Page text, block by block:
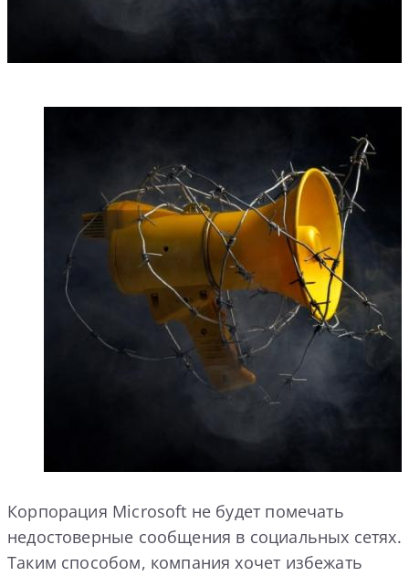
Корпорация Microsoft не будет помечать
недостоверные сообщения в социальных сетях.
Таким способом, компания хочет избежать